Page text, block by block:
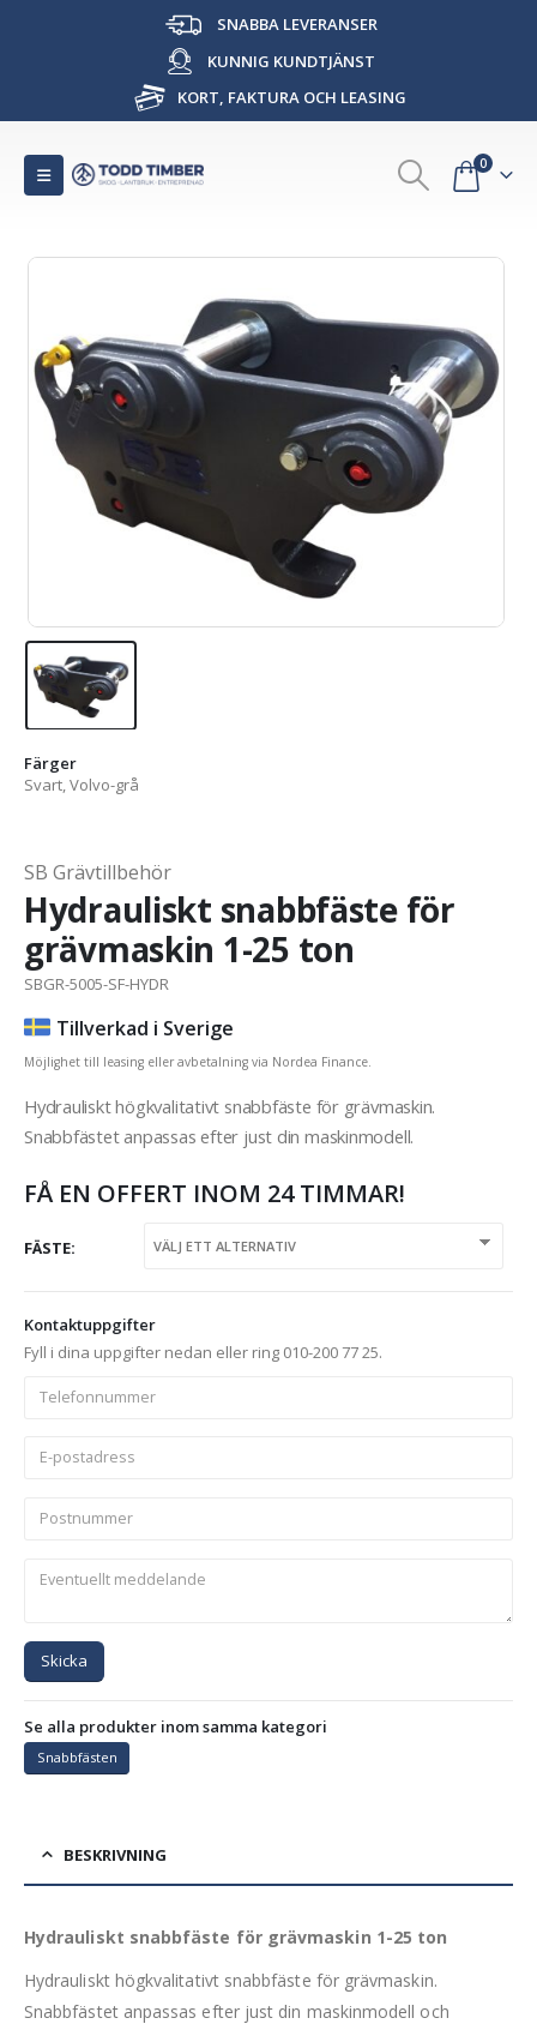
SNABBA LEVERANSER
KUNNIG KUNDTJÄNST
KORT, FAKTURA OCH LEASING
0
Färger
Svart, Volvo-grå
SB Grävtillbehör
Hydrauliskt snabbfäste för
grävmaskin 1-25 ton
SBGR-5005-SF-HYDR
Tillverkad i Sverige
Möjlighet till leasing eller avbetalning via Nordea Finance.
Hydrauliskt högkvalitativt snabbfäste för grävmaskin.
Snabbfästet anpassas efter just din maskinmodell.
FÅ EN OFFERT INOM 24 TIMMAR!
FÄSTE
Kontaktuppgifter
Fyll i dina uppgifter nedan eller ring 010-200 77 25.
Skicka
Se alla produkter inom samma kategori
Snabbfästen
BESKRIVNING
Hydrauliskt snabbfäste för grävmaskin 1-25 ton
Hydrauliskt högkvalitativt snabbfäste för grävmaskin.
Snabbfästet anpassas efter just din maskinmodell och